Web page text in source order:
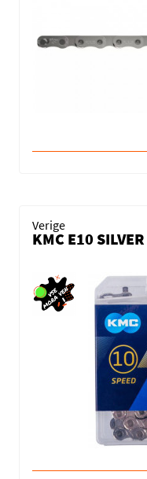
Verige
KMC E10